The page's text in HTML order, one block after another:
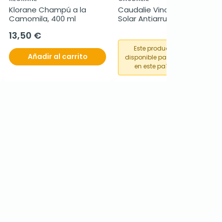
Klorane Champú a la
Camomila, 400 ml
13,50 €
Añadir al carrito
Caudalie Vinosun Crema
Solar Antiarrugas SPF50,
Este producto no está
disponible para su compra
en este país o región.